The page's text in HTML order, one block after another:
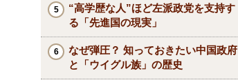
“高学歴な人”ほど左派政党を支持す
る「先進国の現実」
なぜ弾圧？ 知っておきたい中国政府
と「ウイグル族」の歴史